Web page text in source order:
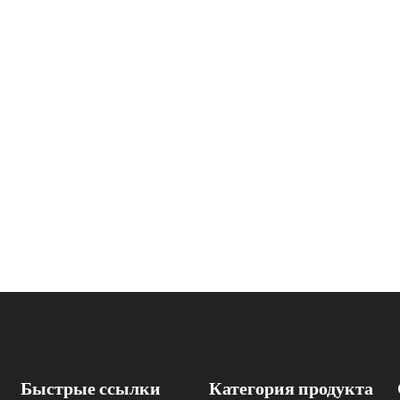
Быстрые ссылки Категория продукта